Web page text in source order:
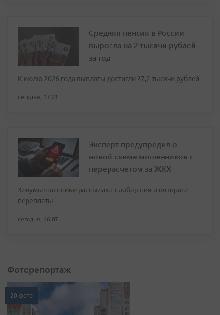
Средняя пенсия в России
выросла на 2 тысячи рублей
за год
К июлю 2026 года выплаты достигли 27,2 тысячи рублей
сегодня, 17:21
Эксперт предупредил о
новой схеме мошенников с
перерасчетом за ЖКХ
Злоумышленники рассылают сообщения о возврате
переплаты
сегодня, 16:07
Фоторепортаж
20 фото